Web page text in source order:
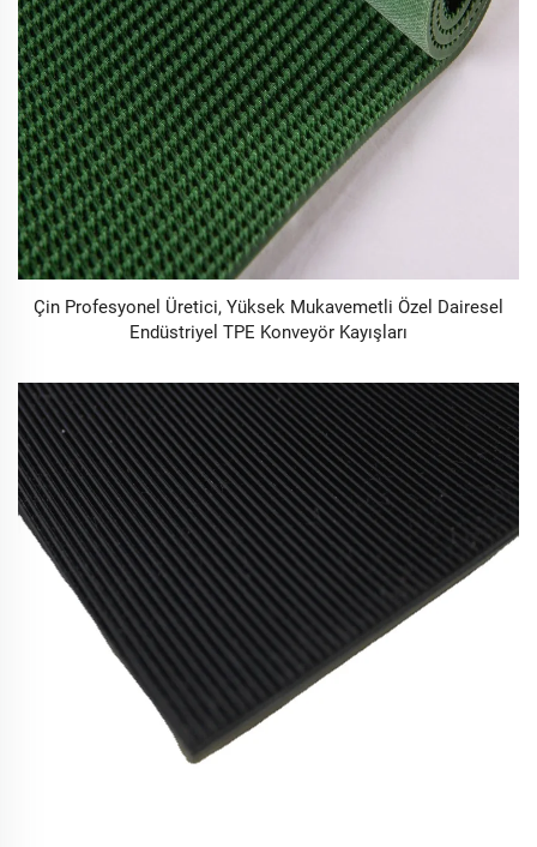
Çin Profesyonel Üretici, Yüksek Mukavemetli Özel Dairesel
Endüstriyel TPE Konveyör Kayışları